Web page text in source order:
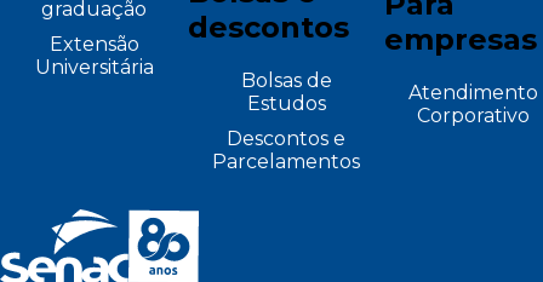
graduação
Extensão
Universitária
descontos
Bolsas de
Estudos
Descontos e
Parcelamentos
empresas
Atendimento
Corporativo